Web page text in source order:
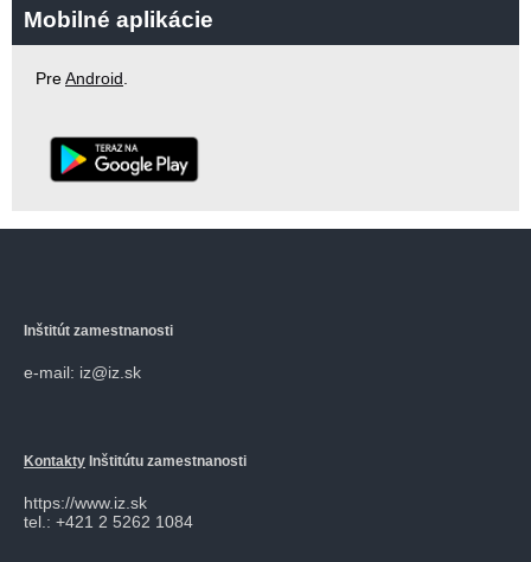
Mobilné aplikácie
PreAndroid.
Inštitút zamestnanosti
e-mail: iz@iz.sk
Kontakty Inštitútu zamestnanosti
https://www.iz.sk
tel.: +421 2 5262 1084